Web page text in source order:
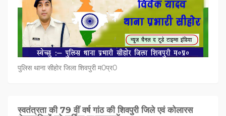
पुलिस थाना सीहोर जिला शिवपुरी म0प्र0
स्वतंत्रता की 79 वीं वर्ष गांठ की शिवपुरी जिले एवं कोलारस